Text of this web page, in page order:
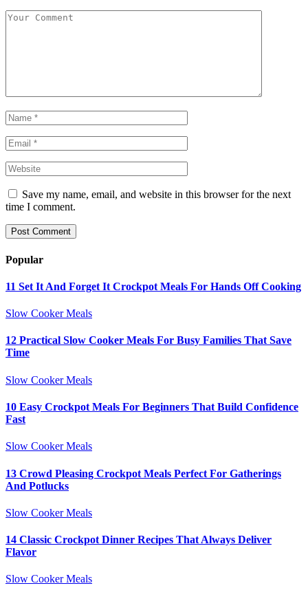
Save my name, email, and website in this browser for the next
time I comment.
Popular
11 Set It And Forget It Crockpot Meals For Hands Off Cooking
Slow Cooker Meals
12 Practical Slow Cooker Meals For Busy Families That Save
Time
Slow Cooker Meals
10 Easy Crockpot Meals For Beginners That Build Confidence
Fast
Slow Cooker Meals
13 Crowd Pleasing Crockpot Meals Perfect For Gatherings
And Potlucks
Slow Cooker Meals
14 Classic Crockpot Dinner Recipes That Always Deliver
Flavor
Slow Cooker Meals